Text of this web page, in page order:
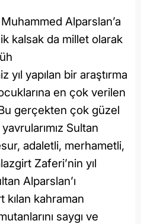
Alparslan’a
kalsak da millet olarak
yapılan bir araştırma
en çok verilen
gerçekten çok güzel
Sultan
adaletli, merhametli,
Zaferi’nin yıl
Alparslan’ı
kahraman
saygı ve